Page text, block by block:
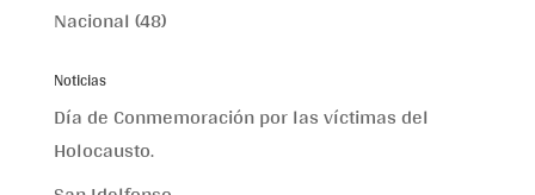
Nacional(48)
Noticias
Día de Conmemoración por las víctimas del
Holocausto.